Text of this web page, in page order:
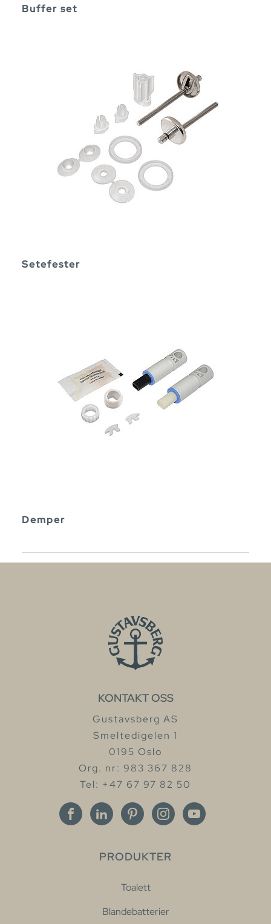
Buffer set
Setefester
Demper
KONTAKT OSS
Gustavsberg AS
Smeltedigelen 1
0195 Oslo
Org. nr: 983 367 828
Tel: +47 67 97 82 50
PRODUKTER
Toalett
Blandebatterier